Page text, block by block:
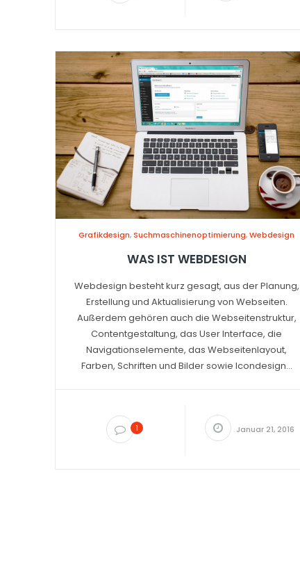
Grafikdesign,Suchmaschinenoptimierung,Webdesign
WAS IST WEBDESIGN
Webdesign besteht kurz gesagt, aus der Planung,
Erstellung und Aktualisierung von Webseiten.
Außerdem gehören auch die Webseitenstruktur,
Contentgestaltung, das User Interface, die
Navigationselemente, das Webseitenlayout,
Farben, Schriften und Bilder sowie Icondesign...
1 Januar 21, 2016